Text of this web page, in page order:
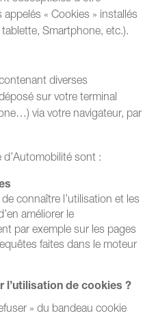
« Cookies » installés
Smartphone, etc.).
diverses
sur votre terminal
via votre navigateur, par
sont :
connaître l’utilisation et les
améliorer le
par exemple sur les pages
faites dans le moteur
l’utilisation de cookies ?
» du bandeau cookie